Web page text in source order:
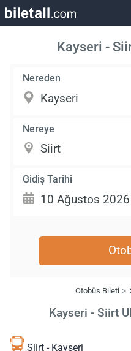
Kayseri -
Nereden
Nereye
Gidiş Tarihi
Otobüs Bileti
Kayseri - Siirt
Siirt - Kayseri